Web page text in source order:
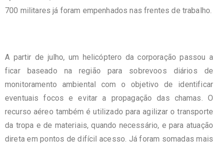
700 militares já foram empenhados nas frentes de trabalho.
A partir de julho, um helicóptero da corporação passou a
ficar baseado na região para sobrevoos diários de
monitoramento ambiental com o objetivo de identificar
eventuais focos e evitar a propagação das chamas. O
recurso aéreo também é utilizado para agilizar o transporte
da tropa e de materiais, quando necessário, e para atuação
direta em pontos de difícil acesso. Já foram somadas mais